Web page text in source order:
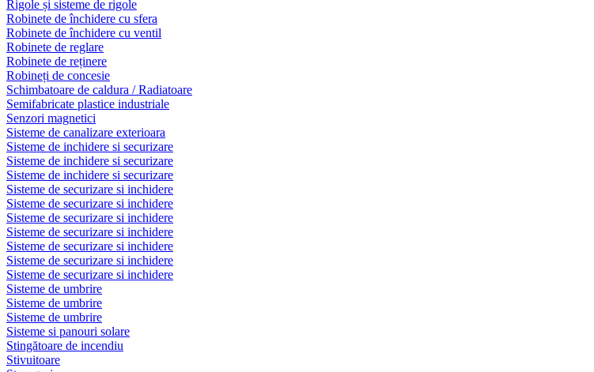
Rigole și sisteme de rigole
Robinete de închidere cu sfera
Robinete de închidere cu ventil
Robinete de reglare
Robinete de reținere
Robineți de concesie
Schimbatoare de caldura / Radiatoare
Semifabricate plastice industriale
Senzori magnetici
Sisteme de canalizare exterioara
Sisteme de inchidere si securizare
Sisteme de inchidere si securizare
Sisteme de inchidere si securizare
Sisteme de securizare si inchidere
Sisteme de securizare si inchidere
Sisteme de securizare si inchidere
Sisteme de securizare si inchidere
Sisteme de securizare si inchidere
Sisteme de securizare si inchidere
Sisteme de securizare si inchidere
Sisteme de umbrire
Sisteme de umbrire
Sisteme de umbrire
Sisteme si panouri solare
Stingătoare de incendiu
Stivuitoare